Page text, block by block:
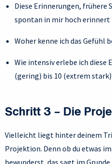
Diese Erinnerungen,
spontan in mir hoch erinnert
Woher kenne ich das Gefühl
Wie intensiv erlebe ich diese
(gering) bis 10 (extrem
Schritt 3 – Die
Vielleicht liegt hinter deinem
Projektion. Denn ob du etwas